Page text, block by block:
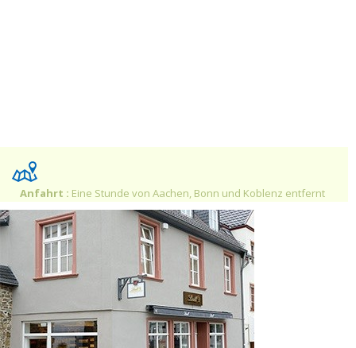
Anfahrt : Eine Stunde von Aachen, Bonn und Koblenz entfernt